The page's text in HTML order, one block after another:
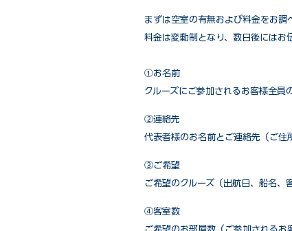
まずは空室の有無および料金をお調
料金は変動制となり、数日後にはお
①お名前
クルーズにご参加されるお客様全員
②連絡先
代表者様のお名前とご連絡先（ご住
③ご希望
ご希望のクルーズ（出航日、船名、
④客室数